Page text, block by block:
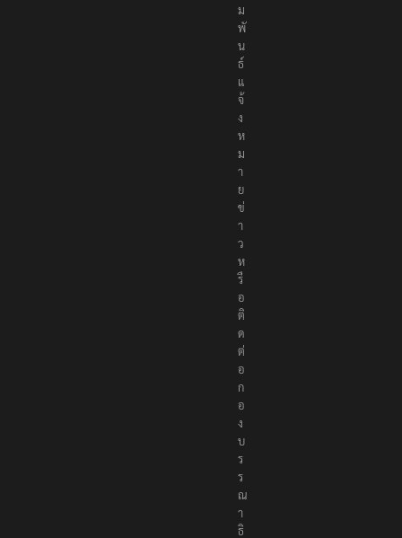
ม
พั
น
ธ์
แ
จ้
ง
ห
ม
า
ย
ข่
า
ว
ห
รื
อ
ติ
ด
ต่
อ
ก
อ
ง
บ
ร
ร
ณ
า
ธิ